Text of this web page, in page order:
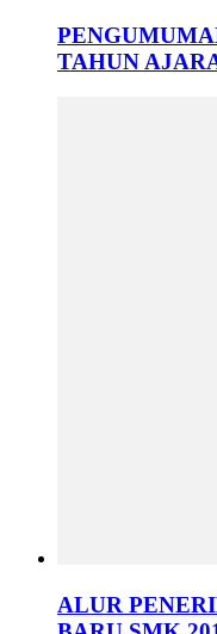
TAHUN
ALUR